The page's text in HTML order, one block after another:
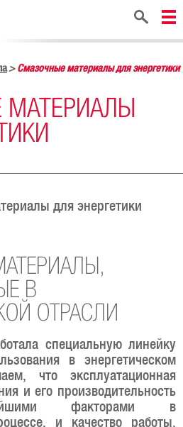
Поиск
Смазочные материалы для энергетики
В
ОТРАСЛИ
специальную линейку
в энергетическом
что эксплуатационная
и его производительность
факторами в
и качество работы,